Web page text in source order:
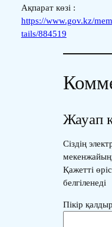
Ақпарат көзі :
https://www.gov.kz/
tails/884519
Жауап
Сіздің
Қажетті
белгіленеді
Пікір